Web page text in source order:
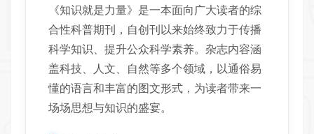
《知识就是力量》是一本面向广大读者的综
合性科普期刊，自创刊以来始终致力于传播
科学知识、提升公众科学素养。杂志内容涵
盖科技、人文、自然等多个领域，以通俗易
懂的语言和丰富的图文形式，为读者带来一
场场思想与知识的盛宴。